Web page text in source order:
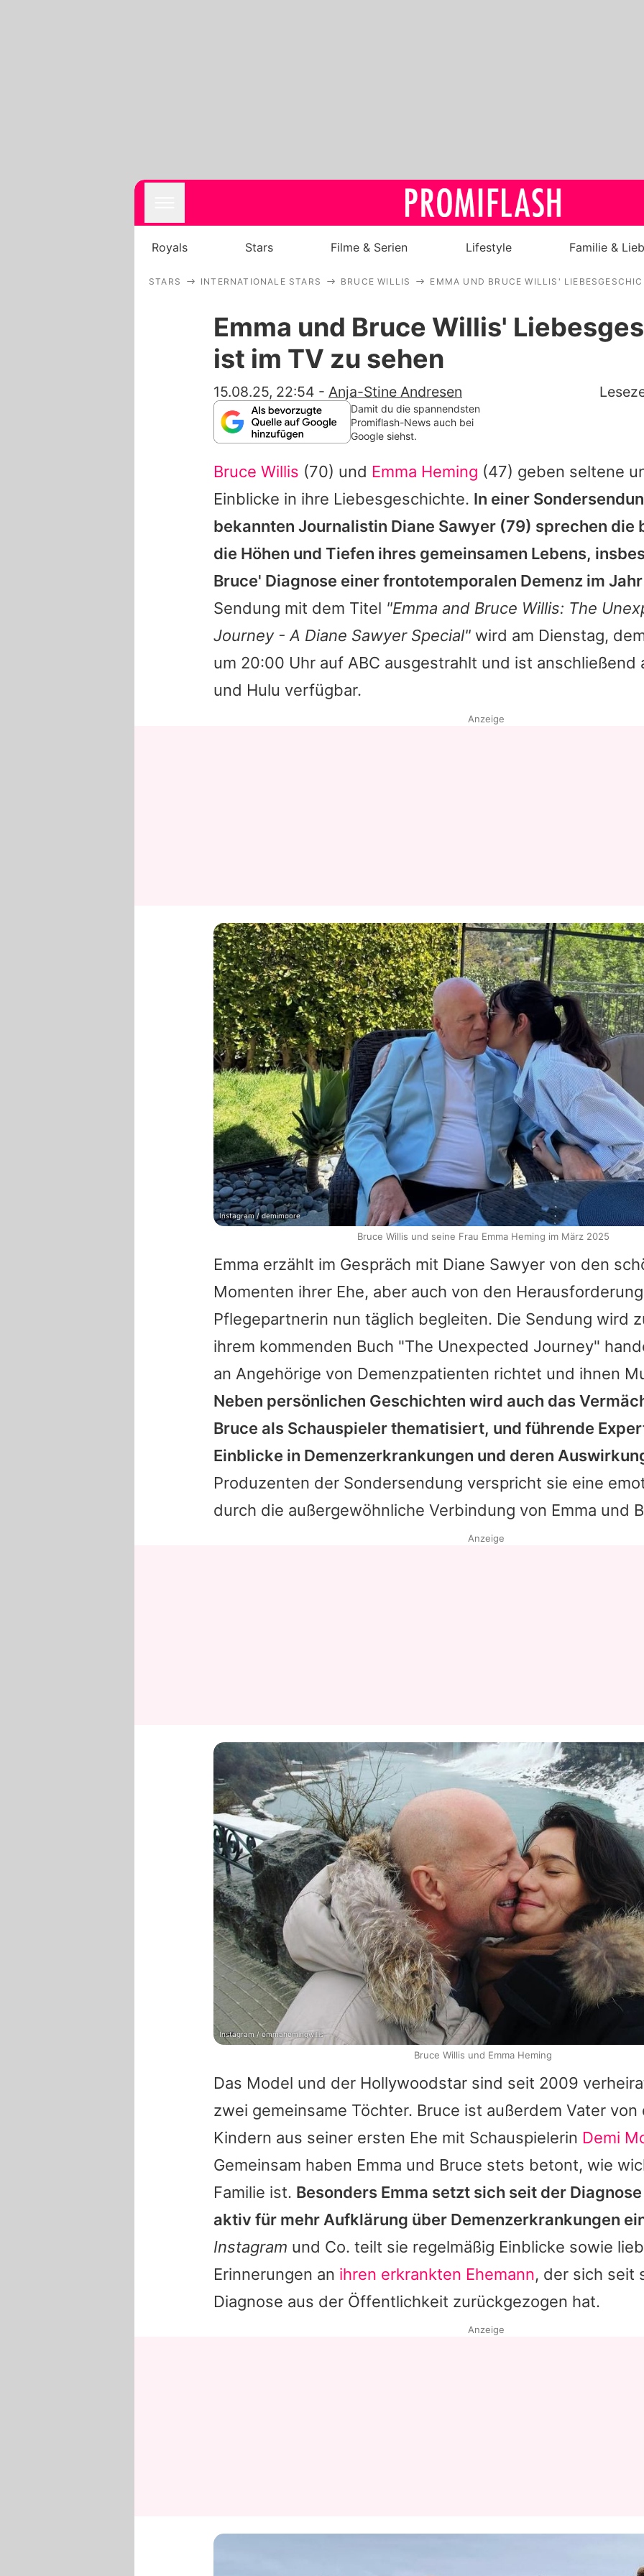
Royals
Stars
Familie & Liebe
Alle Themen auf Promiflash
App runterladen
Team
Redaktionelle Richtlinien
Impressum
Datenschutzerklärung
Royals Stars Filme & Serien Lifestyle Familie &
STARS INTERNATIONALE STARS BRUCE WILLIS EMMA UND BRUCE WILLIS'
Emma und Bruce Willis'
ist im TV zu sehen
15.08.25, 22:54 - Anja-Stine Andresen
Damit du die spannendsten
Promiflash-News auch bei
Google siehst.
Bruce Willis (70) und Emma Heming (47) geben seltene
Einblicke in ihre Liebesgeschichte. In einer
bekannten Journalistin Diane Sawyer (79) sprechen die
die Höhen und Tiefen ihres gemeinsamen Lebens,
Bruce' Diagnose einer frontotemporalen Demenz im
Sendung mit dem Titel "Emma and Bruce Willis: The
Journey - A Diane SawyerSpecial" wird am Dienstag,
um 20:00 Uhr auf ABC ausgestrahlt und ist anschließend
und Hulu verfügbar.
Emma erzählt im Gespräch mit Diane Sawyer von den
Momenten ihrer Ehe, aber auch von den
Pflegepartnerin nun täglich begleiten. Die Sendung wird
ihrem kommenden Buch "The Unexpected Journey"
an Angehörige von Demenzpatienten richtet und ihnen
Neben persönlichen Geschichten wird auch das
Bruce als Schauspieler thematisiert, und führende
Einblicke in Demenzerkrankungen und deren
Produzenten der Sondersendung verspricht sie eine
durch die außergewöhnliche Verbindung von Emma und
Das Model und der Hollywoodstar sind seit 2009
zwei gemeinsame Töchter. Bruce ist außerdem Vater
Kindern aus seiner ersten Ehe mit Schauspielerin Demi
Gemeinsam haben Emma und Bruce stets betont, wie
Familie ist. Besonders Emma setzt sich seit der
aktiv für mehr Aufklärung über Demenzerkrankungen
Instagram und Co. teilt sie regelmäßig Einblicke sowie
Erinnerungen an ihren erkrankten Ehemann, der sich seit
Diagnose aus der Öffentlichkeit zurückgezogen hat.
Anzeige
Instagram / demimoore
Bruce Willis und seine Frau Emma Heming im März 2025
Anzeige
Instagram / emmahemingwillis
Bruce Willis und Emma Heming
Anzeige